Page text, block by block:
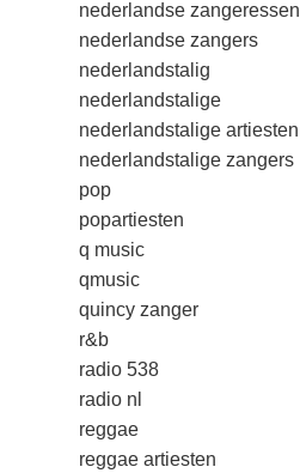
nederlandse zangeressen
nederlandse zangers
nederlandstalig
nederlandstalige
nederlandstalige artiesten
nederlandstalige zangers
pop
popartiesten
q music
qmusic
quincy zanger
r&b
radio 538
radio nl
reggae
reggae artiesten